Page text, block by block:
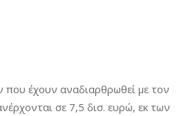
έχουν αναδιαρθρωθεί με τον
σε 7,5 δισ. ευρώ, εκ των